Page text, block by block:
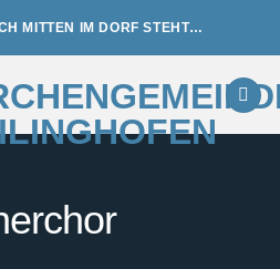
MITTEN IM DORF STEHT…